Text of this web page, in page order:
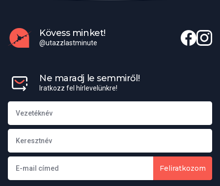
Kövess minket!
@utazzlastminute
Ne maradj le semmiről!
Iratkozz fel hírlevelünkre!
Feliratkozom